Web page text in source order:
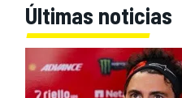
Últimas noticias